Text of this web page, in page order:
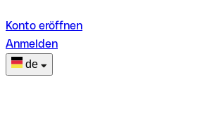
Konto eröffnen
Anmelden
de